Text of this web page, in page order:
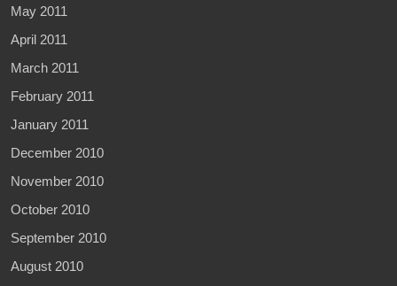
May 2011
April 2011
March 2011
February 2011
January 2011
December 2010
November 2010
October 2010
September 2010
August 2010